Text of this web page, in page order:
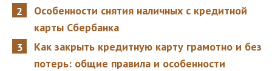
Особенности снятия наличных с кредитной
карты Сбербанка
Как закрыть кредитную карту грамотно и без
потерь: общие правила и особенности